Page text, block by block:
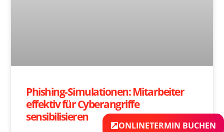
Phishing-Simulationen: Mitarbeiter
effektiv für Cyberangriffe
sensibilisieren
ONLINETERMIN BUCHEN